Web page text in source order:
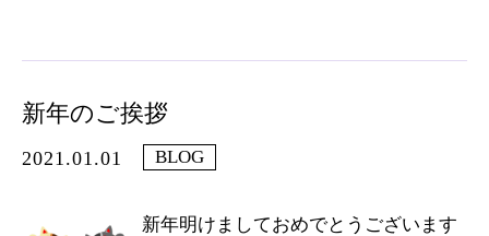
新年のご挨拶
2021.01.01 BLOG
新年明けましておめでとうございます